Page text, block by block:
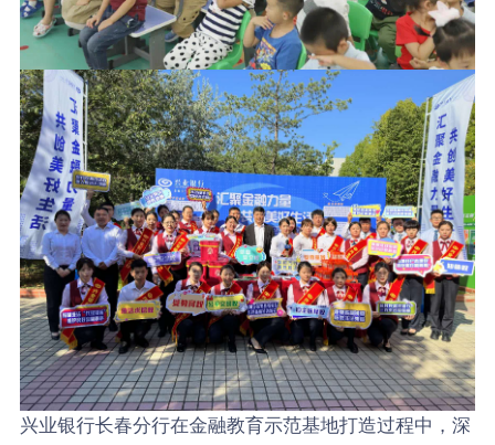
兴业银行长春分行在金融教育示范基地打造过程中，深